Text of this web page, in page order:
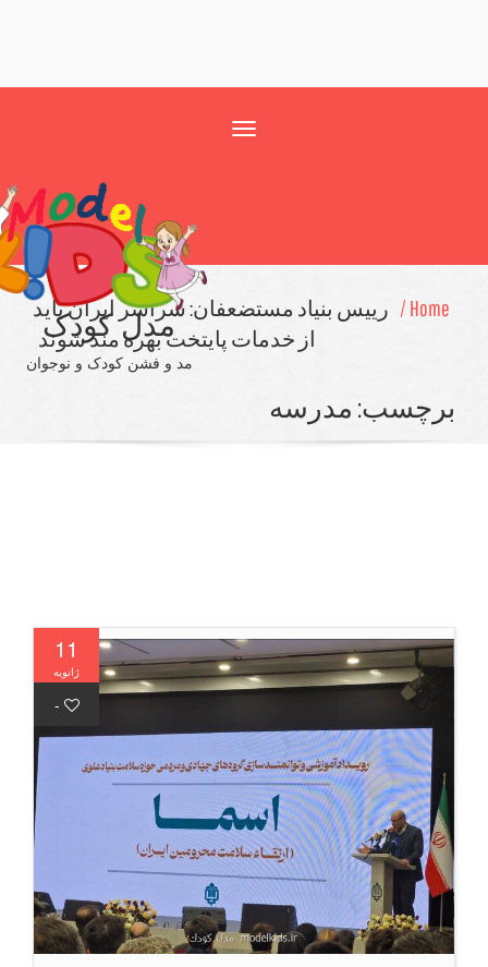
مدل کودک
مد و فشن کودک و نوجوان
رییس بنیاد مستضعفان: سراسر ایران باید
از خدمات پایتخت بهره مند شوند
مدرسه
11
ژانویه